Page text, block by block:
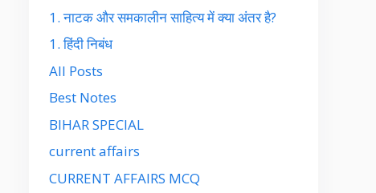
1. नाटक और समकालीन साहित्य में क्या अंतर है?
1. हिंदी निबंध
All Posts
Best Notes
BIHAR SPECIAL
current affairs
CURRENT AFFAIRS MCQ